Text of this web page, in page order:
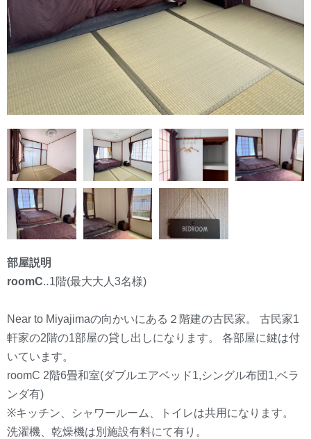
部屋説明
roomC‥1階(最大大人3名様)
Near to Miyajimaの向かいにある２階建の古民家。 古民家1
軒家の2階の1部屋の貸し出しになります。 各部屋に鍵は付
いています。
roomC 2階6畳和室(ダブルエアベッド1,シングル布団1,ベラ
ンダ有)
※キッチン、シャワールーム、トイレは共用になります。
洗濯機、乾燥機は別施設有料にて有り。